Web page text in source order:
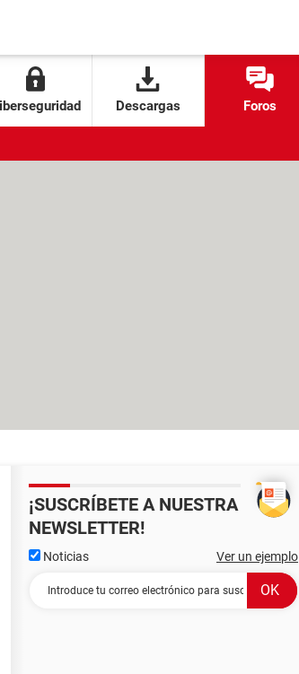
Descargas Foros
¡SUSCRÍBETE A NUESTRA
NEWSLETTER!
Noticias Ver un ejemplo